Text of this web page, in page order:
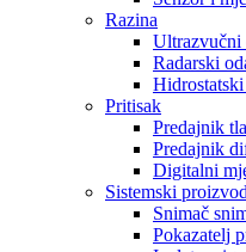
Razina
Ultrazvučni
Radarski
Pritisak
Predajnik
Predajnik
Digitalni
Sistemski
Snimač
Pokazatelj